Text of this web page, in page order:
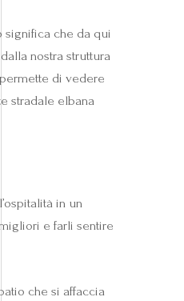
significa che da qui
dalla nostra struttura
di vedere
stradale elbana
in un
e farli sentire
che si affaccia